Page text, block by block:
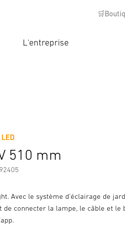
L'entreprise
510 mm
Avec le système d'éclairage de
de connecter la lampe, le câble et le
Informations sur le fabricant